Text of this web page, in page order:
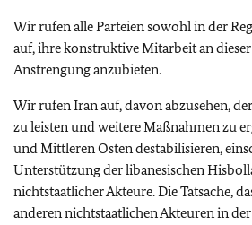
Wir rufen alle Parteien sowohl in der
auf, ihre konstruktive Mitarbeit an
Anstrengung anzubieten.
Wir rufen Iran auf, davon abzusehen,
zu leisten und weitere Maßnahmen zu
und Mittleren Osten destabilisieren,
Unterstützung der libanesischen
nichtstaatlicher Akteure. Die Tatsache,
anderen nichtstaatlichen Akteuren in